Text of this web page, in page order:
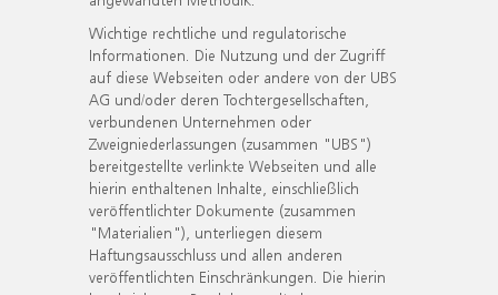
Wichtige rechtliche und regulatorische
Informationen. Die Nutzung und der Zugriff
auf diese Webseiten oder andere von der UBS
AG und/oder deren Tochtergesellschaften,
verbundenen Unternehmen oder
Zweigniederlassungen (zusammen "UBS")
bereitgestellte verlinkte Webseiten und alle
hierin enthaltenen Inhalte, einschließlich
veröffentlichter Dokumente (zusammen
"Materialien"), unterliegen diesem
Haftungsausschluss und allen anderen
veröffentlichten Einschränkungen. Die hierin